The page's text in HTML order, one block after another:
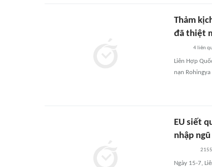
Thảm
đã thiệt
4 liên
Liên Hợp
nạn
EU siết
nhập
2155
Ngày 15-7,